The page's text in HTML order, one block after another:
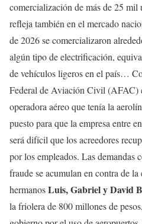
comercialización de más de 25 mil
refleja también en el mercado
de 2026 se comercializaron
algún tipo de electrificación,
de vehículos ligeros en el país…
Federal de Aviación Civil (AFAC)
operadora aéreo que tenía la
puesto para que la empresa entre
será difícil que los acreedores
por los empleados. Las demandas
fraude se acumulan en contra de
hermanosLuis, Gabriel y David
la friolera de 800 millones de